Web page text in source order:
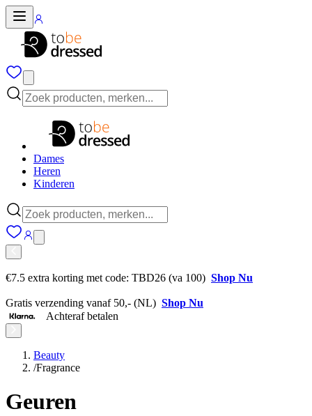
Dames
Heren
Kinderen
€7.5 extra korting met code: TBD26 (va 100) Shop Nu
Gratis verzending vanaf 50,- (NL) Shop Nu
Achteraf betalen
Beauty
/Fragrance
Geuren